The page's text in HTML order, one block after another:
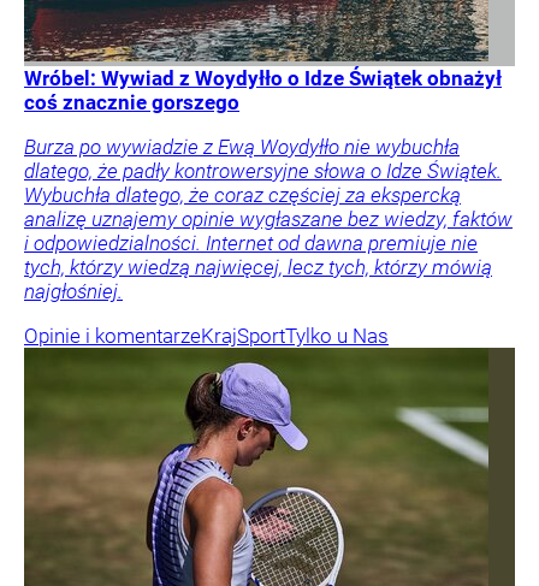
Wróbel: Wywiad z Woydyłło o Idze Świątek obnażył
coś znacznie gorszego
Burza po wywiadzie z Ewą Woydyłło nie wybuchła
dlatego, że padły kontrowersyjne słowa o Idze Świątek.
Wybuchła dlatego, że coraz częściej za ekspercką
analizę uznajemy opinie wygłaszane bez wiedzy, faktów
i odpowiedzialności. Internet od dawna premiuje nie
tych, którzy wiedzą najwięcej, lecz tych, którzy mówią
najgłośniej.
Opinie i komentarzeKrajSportTylko u Nas